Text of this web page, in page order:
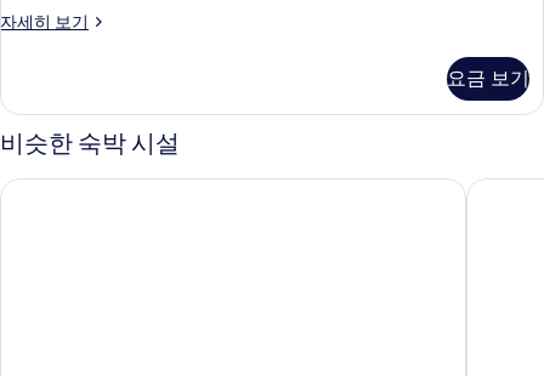
진
보
기
망
히
보
기
침
2
시
내
자세히 보기
트
널
룸,
싱
침
요금 보기
비슷한 숙박 시설
리갈라 스카이시티 호텔 바이 리갈 호텔스 노보텔